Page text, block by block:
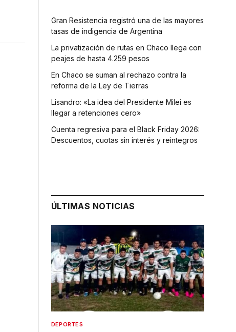
Gran Resistencia registró una de las mayores
tasas de indigencia de Argentina
La privatización de rutas en Chaco llega con
peajes de hasta 4.259 pesos
En Chaco se suman al rechazo contra la
reforma de la Ley de Tierras
Lisandro: «La idea del Presidente Milei es
llegar a retenciones cero»
Cuenta regresiva para el Black Friday 2026:
Descuentos, cuotas sin interés y reintegros
ÚLTIMAS NOTICIAS
DEPORTES